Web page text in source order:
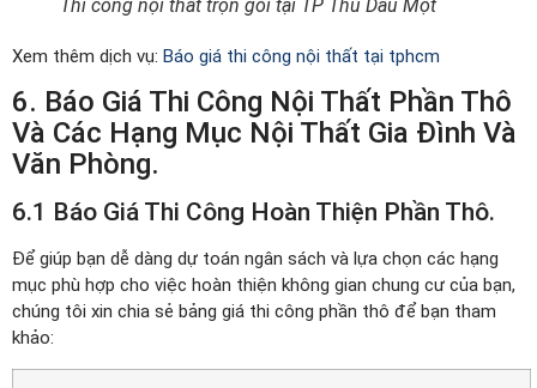
Thi công nội thất trọn gói tại TP Thủ Dầu Một
Xem thêm dịch vụ: Báo giá thi công nội thất tại tphcm
6. Báo Giá Thi Công Nội Thất Phần Thô
Và Các Hạng Mục Nội Thất Gia Đình Và
Văn Phòng.
6.1 Báo Giá Thi Công Hoàn Thiện Phần Thô.
Để giúp bạn dễ dàng dự toán ngân sách và lựa chọn các hạng
mục phù hợp cho việc hoàn thiện không gian chung cư của bạn,
chúng tôi xin chia sẻ bảng giá thi công phần thô để bạn tham
khảo: